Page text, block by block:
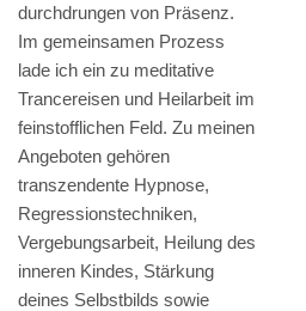
durchdrungen von Präsenz.
Im gemeinsamen Prozess
lade ich ein zu meditative
Trancereisen und Heilarbeit im
feinstofflichen Feld. Zu meinen
Angeboten gehören
transzendente Hypnose,
Regressionstechniken,
Vergebungsarbeit, Heilung des
inneren Kindes, Stärkung
deines Selbstbilds sowie